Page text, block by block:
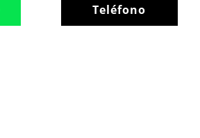
Teléfono